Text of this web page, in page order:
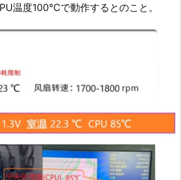
温度100℃で動作するとのこと。